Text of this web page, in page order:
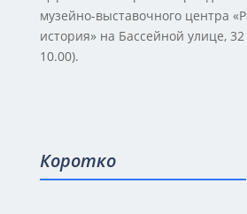
музейно-выставочного центра
история» на Бассейной улице,
10.00).
Коротко